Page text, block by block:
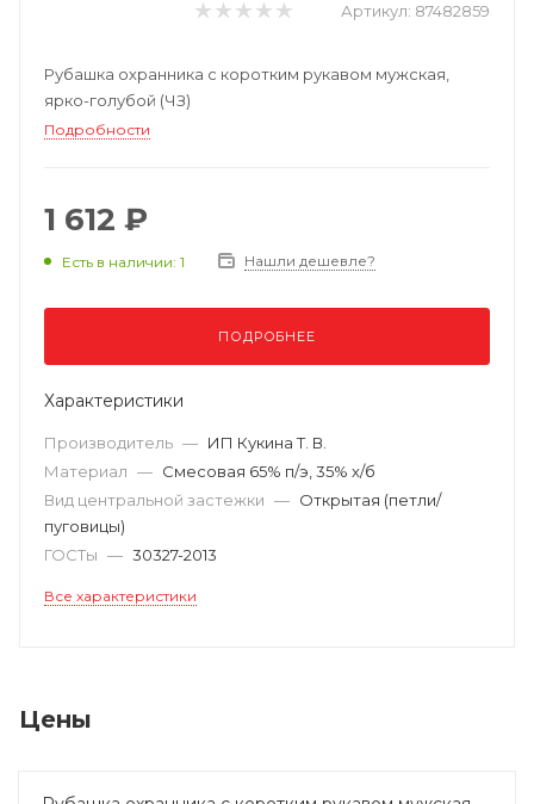
Артикул: 87482859
Рубашка охранника с коротким рукавом мужская,
ярко-голубой (ЧЗ)
Подробности
1 612 ₽
Есть в наличии: 1 Нашли дешевле?
ПОДРОБНЕЕ
Характеристики
Производитель — ИП Кукина Т. В.
Материал — Смесовая 65% п/э, 35% х/б
Вид центральной застежки — Открытая (петли/
пуговицы)
ГОСТы — 30327-2013
Все характеристики
Цены